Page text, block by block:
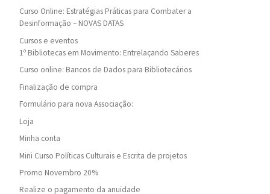
Curso Online: Estratégias Práticas para Combater a
Desinformação – NOVAS DATAS
Cursos e eventos
1º Bibliotecas em Movimento: Entrelaçando Saberes
Curso online: Bancos de Dados para Bibliotecários
Finalização de compra
Formulário para nova Associação:
Loja
Minha conta
Mini Curso Políticas Culturais e Escrita de projetos
Promo Novembro 20%
Realize o pagamento da anuidade